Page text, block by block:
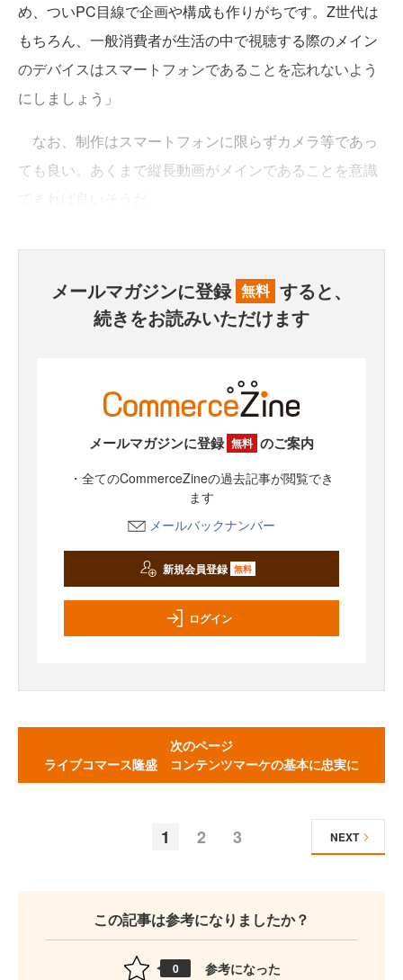
め、ついPC目線で企画や構成も作りがちです。Z世代は
もちろん、一般消費者が生活の中で視聴する際のメイン
のデバイスはスマートフォンであることを忘れないよう
にしましょう」
なお、制作はスマートフォンに限らずカメラ等であっ
ても良い。あくまで縦長動画がメインであることを意識
メールマガジンに登録 無料 すると、
続きをお読みいただけます
メールマガジンに登録 無料 のご案内
・全てのCommerceZineの過去記事が閲覧でき
ます
メールバックナンバー
新規会員登録 無料
ログイン
次のページ
ライブコマース隆盛 コンテンツマーケの基本に忠実に
1 2 3 NEXT
この記事は参考になりましたか？
0 参考になった